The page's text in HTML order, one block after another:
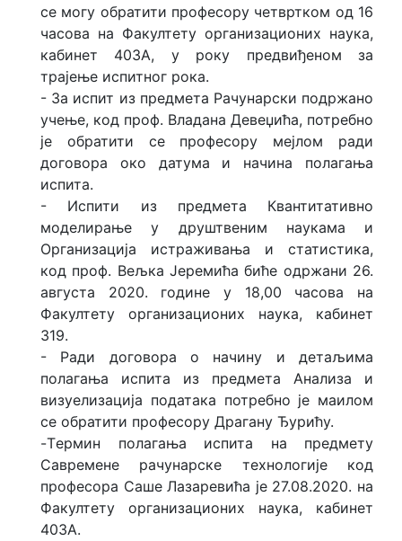
се могу обратити професору четвртком од 16
часова на Факултету организационих наука,
кабинет 403А, у року предвиђеном за
трајење испитног рока.
- За испит из предмета Рачунарски подржано
учење, код проф. Владана Девеџића, потребно
је обратити се професору мејлом ради
договора око датума и начина полагања
испита.
- Испити из предмета Квантитативно
моделирање у друштвеним наукама и
Организација истраживања и статистика,
код проф. Вељка Јеремића биће одржани 26.
августа 2020. године у 18,00 часова на
Факултету организационих наука, кабинет
319.
- Ради договора о начину и детаљима
полагања испита из предмета Анализа и
визуелизација података потребно је маилом
се обратити професору Драгану Ђурићу.
-Tермин полагања испита на предмету
Савремене рачунарске технологије код
професора Саше Лазаревића је 27.08.2020. на
Факултету организационих наука, кабинет
403А.